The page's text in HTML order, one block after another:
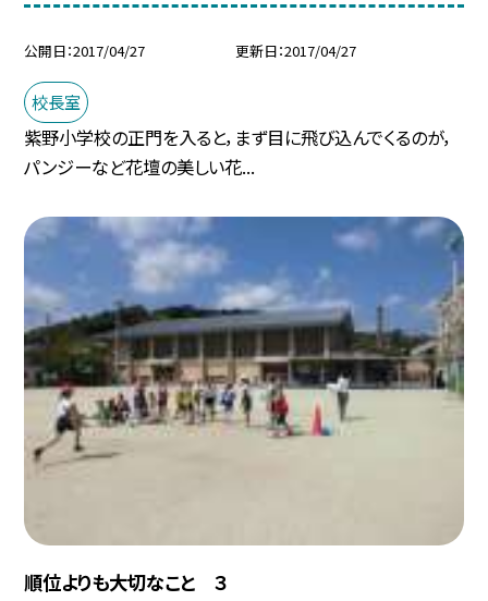
公開日 2017/04/27 更新日 2017/04/27
校長室
紫野小学校の正門を入ると，まず目に飛び込んでくるのが，
パンジーなど花壇の美しい花...
順位よりも大切なこと ３